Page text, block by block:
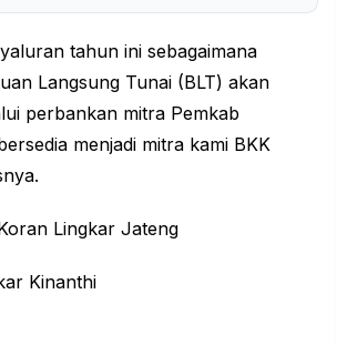
tahun ini sebagaimana
Langsung Tunai (BLT) akan
perbankan mitra Pemkab
menjadi mitra kami BKK
Lingkar Jateng
Kinanthi